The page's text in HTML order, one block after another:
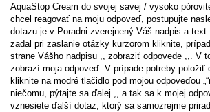
AquaStop Cream do svojej savej / vysoko
chcel reagovať na moju odpoveď, postupujte
dotazu je v Poradni zverejnený Váš nadpis a
zadal pri zaslanie otázky kurzorom kliknite,
strane Vášho nadpisu ,, zobraziť odpovede ,,. V
zobrazí moja odpoveď. V prípade potreby položiť
kliknite na modré tlačidlo pod mojou odpoveďou
niečomu, pýtajte sa ďalej ,, a tak sa k mojej
vznesiete ďalší dotaz, ktorý sa samozrejme